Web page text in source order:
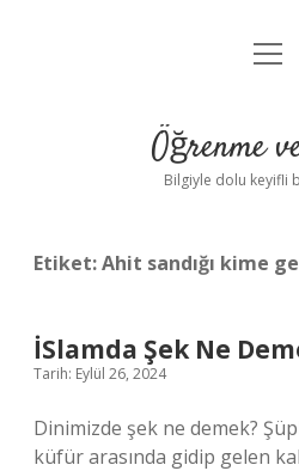
Anasayfa
Yasal
Öğrenme
Bilgiyle dolu keyifli
Etiket:Ahit sandığı kime
İSlamda Şek Ne
Tarih: Eylül 26, 2024
Dinimizde şek ne demek?
küfür arasında gidip gelen